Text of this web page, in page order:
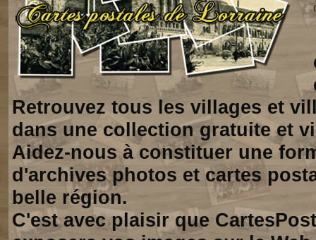
Retrouvez tous les villages et
dans une collection gratuite et
Aidez-nous à constituer une
d'archives photos et cartes
belle région.
C'est avec plaisir que